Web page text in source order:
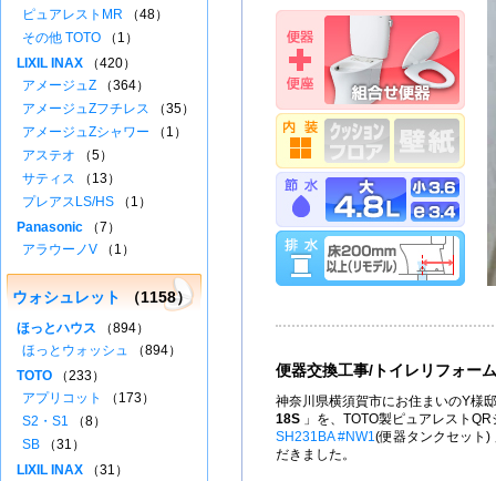
便器交換工事/トイレリフォーム
神奈川県横須賀市にお住まいのY様
18S 」を、TOTO製ピュアレスト
SH231BA #NW1(便器タンクセット)
だきました。
ピュアレストMR （48）
その他 TOTO （1）
LIXIL INAX （420）
アメージュZ （364）
アメージュZフチレス （35）
アメージュZシャワー （1）
アステオ （5）
サティス （13）
プレアスLS/HS （1）
Panasonic （7）
アラウーノV （1）
ウォシュレット （1158）
ほっとハウス （894）
ほっとウォッシュ （894）
TOTO （233）
アプリコット
（173）
S2・S1 （8）
SB （31）
LIXIL INAX （31）